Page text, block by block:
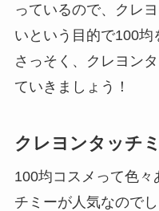
っているので、クレ
いという目的で100均
さっそく、クレヨン
ていきましょう！
クレヨンタッチ
100均コスメって色々
チミーが人気なので